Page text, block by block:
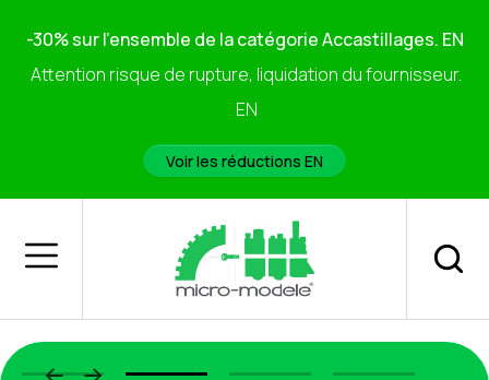
-30% sur l'ensemble de la catégorie Accastillages. EN
Attention risque de rupture, liquidation du fournisseur.
EN
Voir les réductions EN